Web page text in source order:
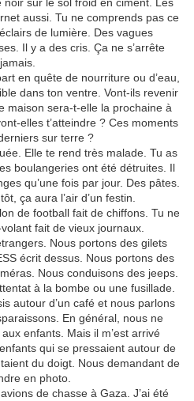
aussi. Tu ne comprends pas ce
de lumière. Des vagues
Il y a des cris. Ça ne s’arrête
jamais.
en quête de nourriture ou d’eau,
dans ton ventre. Vont-ils revenir
maison sera-t-elle la prochaine à
elles t’atteindre ? Ces moments
sur terre ?
Elle te rend très malade. Tu as
boulangeries ont été détruites. Il
qu’une fois par jour. Des pâtes.
ça aura l’air d’un festin.
de football fait de chiffons. Tu ne
fait de vieux journaux.
Nous portons des gilets
écrit dessus. Nous portons des
Nous conduisons des jeeps.
à la bombe ou une fusillade.
autour d’un café et nous parlons
En général, nous ne
enfants. Mais il m’est arrivé
qui se pressaient autour de
du doigt. Nous demandant de
en photo.
de chasse à Gaza. J’ai été